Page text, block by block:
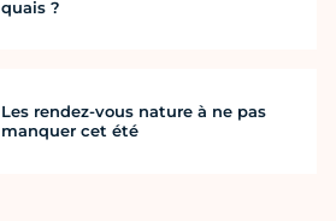
quais ?
Les rendez-vous nature à ne pas
manquer cet été